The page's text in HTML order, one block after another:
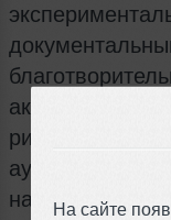
На сайте
акценты
ритмических
аудиозаписей
насыщенность.